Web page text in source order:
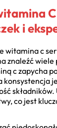
i
witamina c
znaleźć wiele
c zapycha
konsystencja
co jest